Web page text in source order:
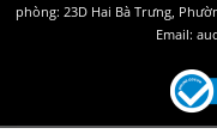
phòng: 23D Hai Bà Trưng,
Email: